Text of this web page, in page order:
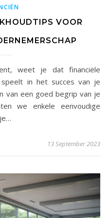
VOOR
in het succes van je
van een goed begrip van je
we enkele eenvoudige
13 September 2023